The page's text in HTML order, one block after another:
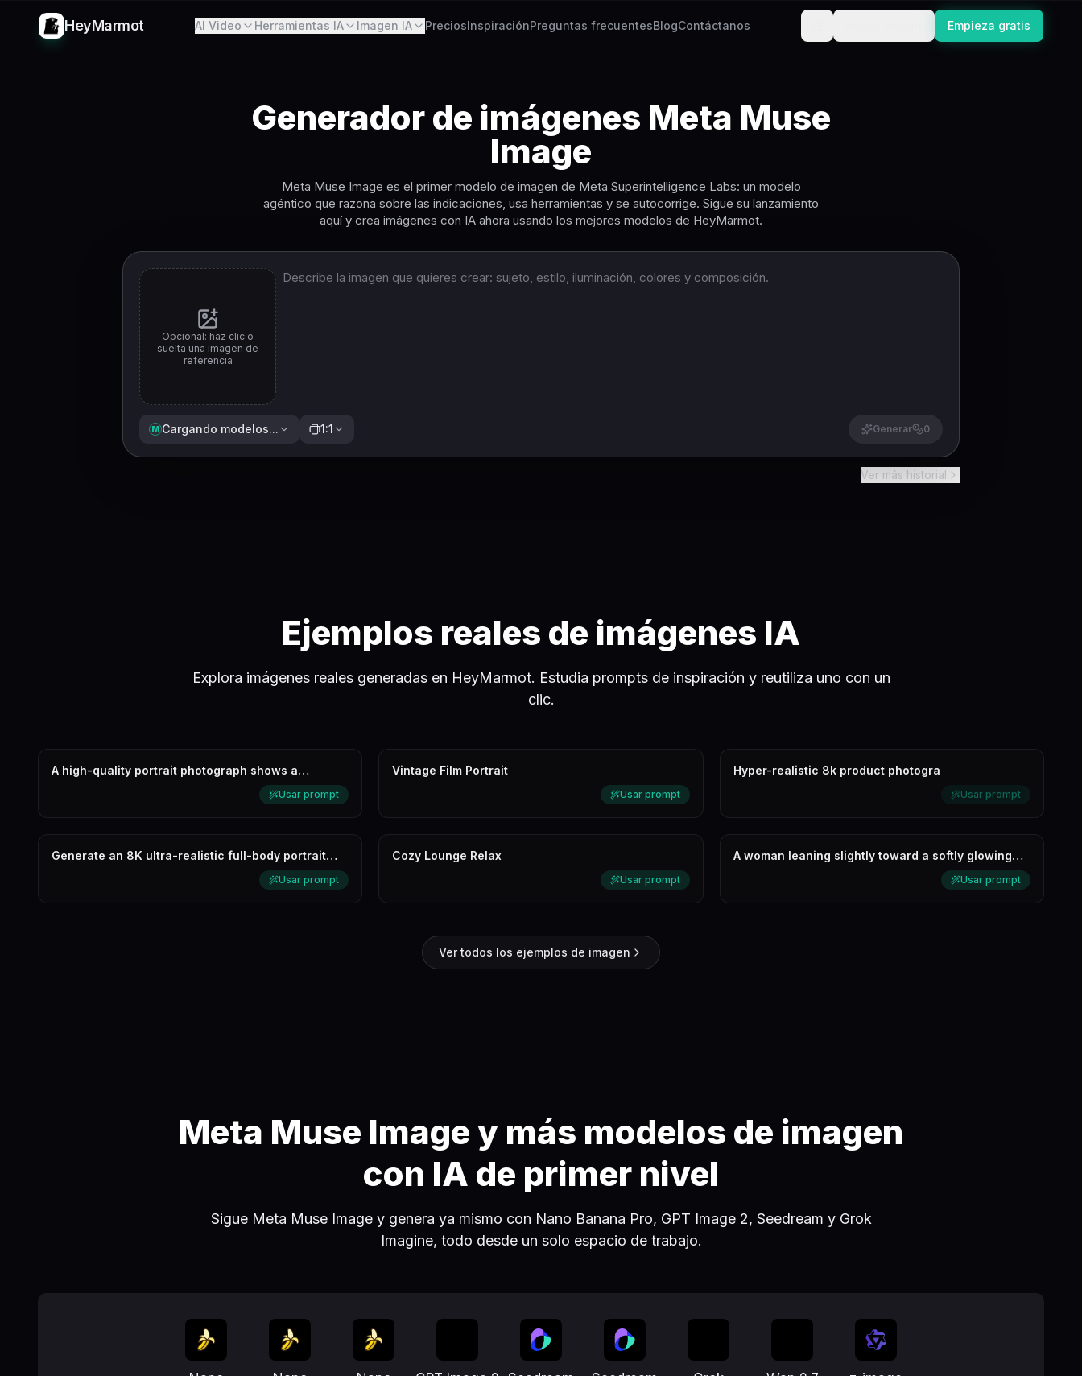
HeyMarmot AI Video Herramientas IA Imagen IA PreciosInspiraciónPreguntas frecuentesBlogContáctanos Empieza gratis
Generador de imágenes Meta Muse
Image
Meta Muse Image es el primer modelo de imagen de Meta Superintelligence Labs: un modelo
agéntico que razona sobre las indicaciones, usa herramientas y se autocorrige. Sigue su lanzamiento
aquí y crea imágenes con IA ahora usando los mejores modelos de HeyMarmot.
Opcional: haz clic o
suelta una imagen de
referencia
M Cargando modelos... 1:1 Generar 0
Ver más historial
Ejemplos reales de imágenes IA
Explora imágenes reales generadas en HeyMarmot. Estudia prompts de inspiración y reutiliza uno con un
clic.
A high-quality portrait photograph shows a
beautiful woman with long, wavy br...
Usar prompt
Vintage Film Portrait
Usar prompt
Hyper-realistic 8k product photogra
Usar prompt
Generate an 8K ultra-realistic full-body portrait
Usar prompt
Cozy Lounge Relax
Usar prompt
A woman leaning slightly toward a softly glowing
Usar prompt
Ver todos los ejemplos de imagen
Meta Muse Image y más modelos de imagen
con IA de primer nivel
Sigue Meta Muse Image y genera ya mismo con Nano Banana Pro, GPT Image 2, Seedream y Grok
Imagine, todo desde un solo espacio de trabajo.